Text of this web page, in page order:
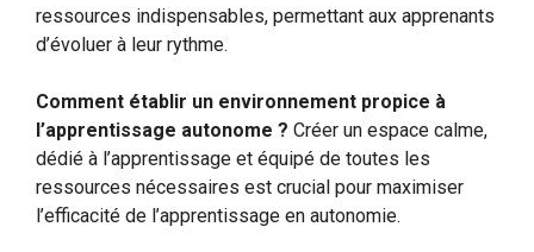
ressources indispensables, permettant aux apprenants
d’évoluer à leur rythme.
Comment établir un environnement propice à
l’apprentissage autonome ? Créer un espace calme,
dédié à l’apprentissage et équipé de toutes les
ressources nécessaires est crucial pour maximiser
l’efficacité de l’apprentissage en autonomie.